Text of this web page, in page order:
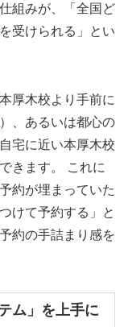
組みが、「全国ど
受けられる」とい
厚木校より手前に
、あるいは都心の
宅に近い本厚木校
きます。 これに
約が埋まっていた
けて予約する」と
約の手詰まり感を
ム」を上手に